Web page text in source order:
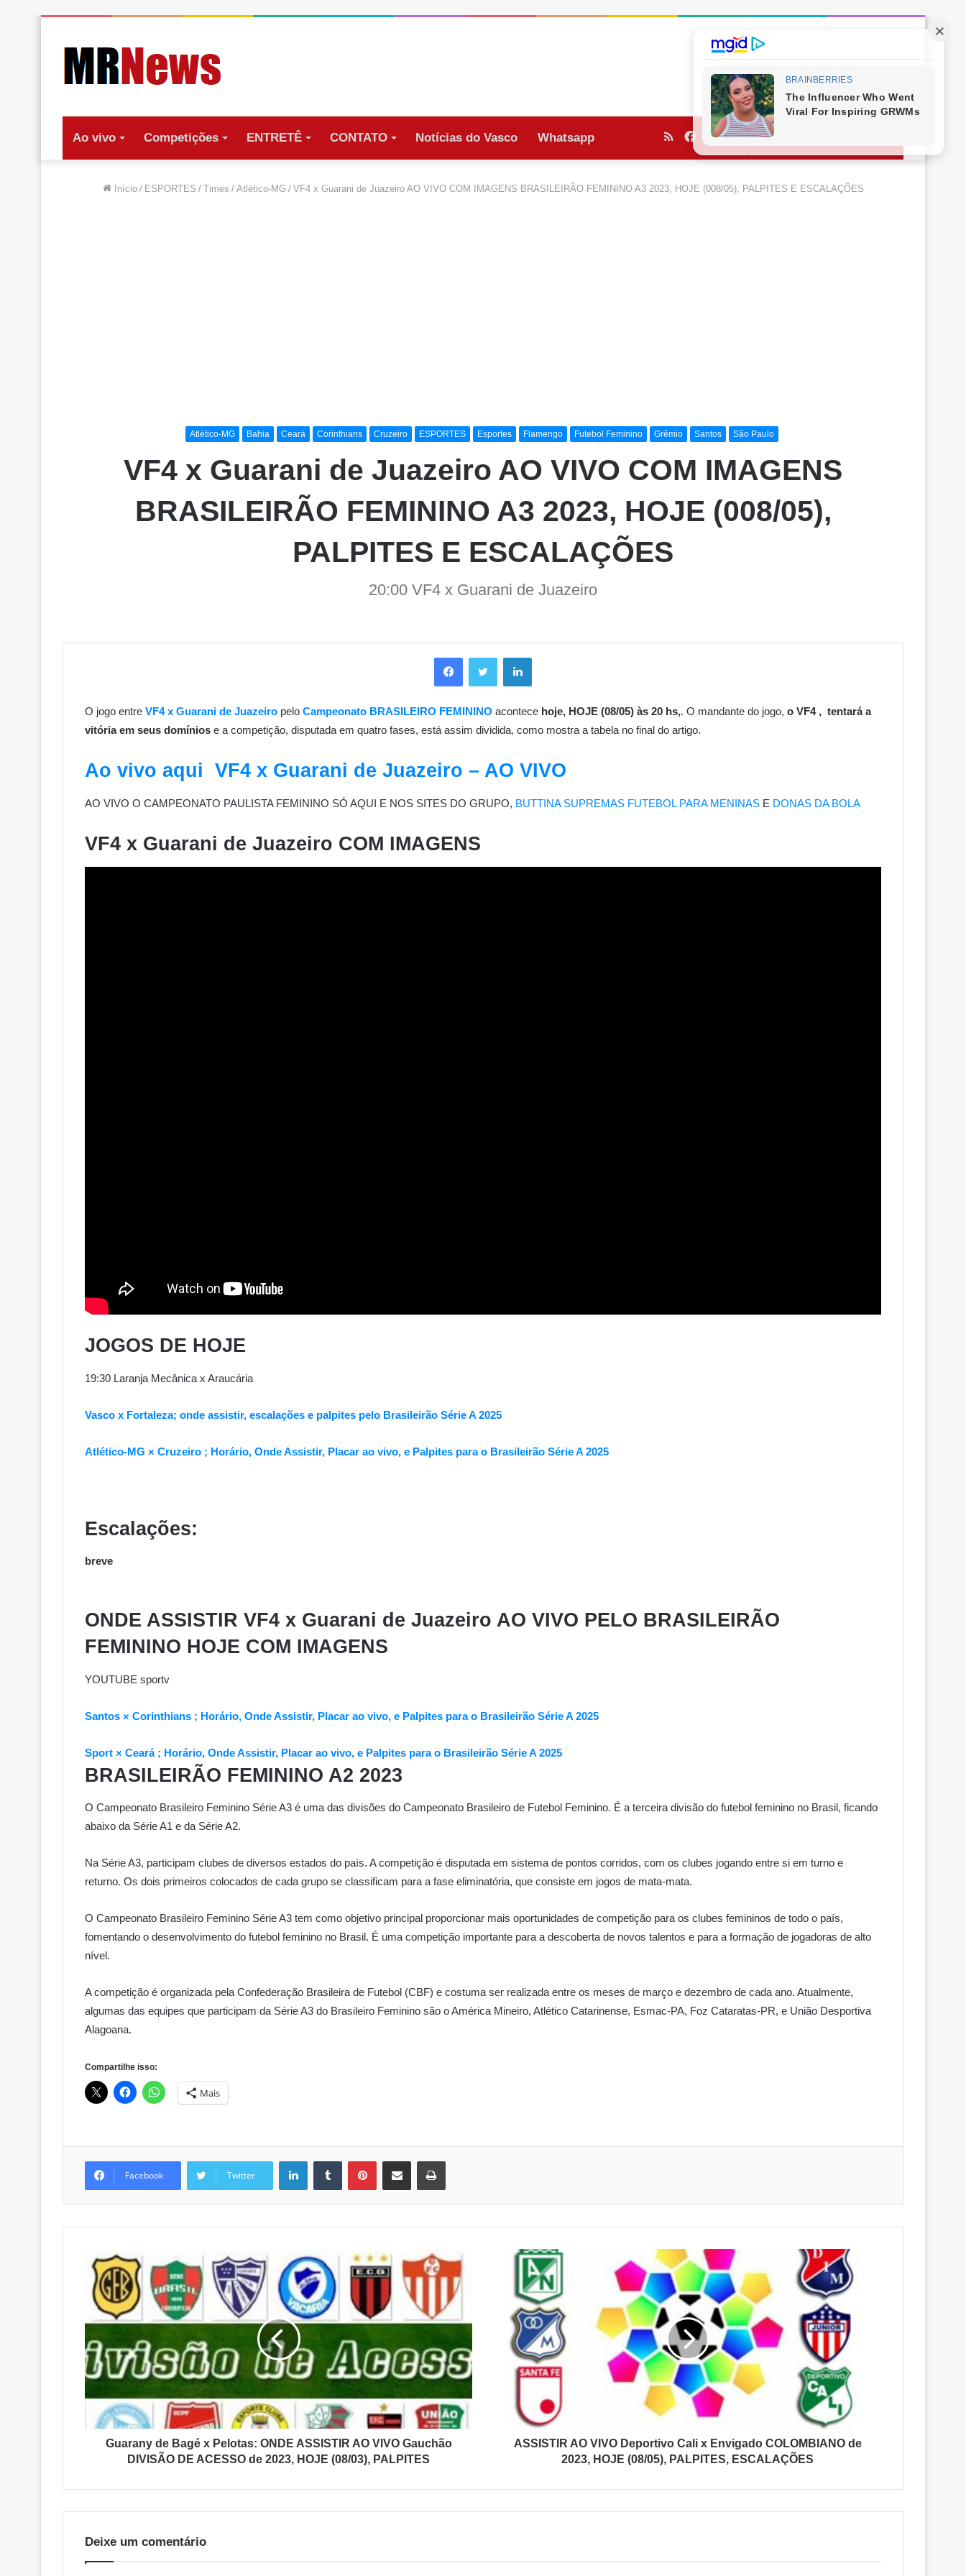
Ao vivo Competições ENTRETÊ CONTATO Notícias do Vasco Whatsapp YouTube
Twitter
Facebook
RSS
Início / ESPORTES / Times / Atlético-MG / VF4 x Guarani de Juazeiro AO VIVO COM IMAGENS BRASILEIRÃO FEMININO A3 2023, HOJE (008/05), PALPITES E ESCALAÇÕES
Atlético-MG Bahia Ceará Corinthians Cruzeiro ESPORTES Esportes Flamengo Futebol Feminino Grêmio Santos São Paulo
VF4 x Guarani de Juazeiro AO VIVO COM IMAGENS
BRASILEIRÃO FEMININO A3 2023, HOJE (008/05),
PALPITES E ESCALAÇÕES
20:00 VF4 x Guarani de Juazeiro
FacebookTwitter Linkedin
O jogo entre VF4 x Guarani de Juazeiro pelo Campeonato BRASILEIRO FEMININO acontece hoje, HOJE (08/05) às 20 hs,. O mandante do jogo, o VF4 , tentará a
vitória em seus domínios e a competição, disputada em quatro fases, está assim dividida, como mostra a tabela no final do artigo.
Ao vivo aqui VF4 x Guarani de Juazeiro – AO VIVO
AO VIVO O CAMPEONATO PAULISTA FEMININO SÓ AQUI E NOS SITES DO GRUPO, BUTTINA SUPREMAS FUTEBOL PARA MENINAS E DONAS DA BOLA
VF4 x Guarani de Juazeiro COM IMAGENS
JOGOS DE HOJE
19:30 Laranja Mecânica x Araucária
Vasco x Fortaleza; onde assistir, escalações e palpites pelo Brasileirão Série A 2025
Atlético-MG × Cruzeiro ; Horário, Onde Assistir, Placar ao vivo, e Palpites para o Brasileirão Série A 2025
Escalações:
breve
ONDE ASSISTIR VF4 x Guarani de Juazeiro AO VIVO PELO BRASILEIRÃO
FEMININO HOJE COM IMAGENS
YOUTUBE sportv
Santos × Corinthians ; Horário, Onde Assistir, Placar ao vivo, e Palpites para o Brasileirão Série A 2025
Sport × Ceará ; Horário, Onde Assistir, Placar ao vivo, e Palpites para o Brasileirão Série A 2025
BRASILEIRÃO FEMININO A2 2023
O Campeonato Brasileiro Feminino Série A3 é uma das divisões do Campeonato Brasileiro de Futebol Feminino. É a terceira divisão do futebol feminino no Brasil, ficando
abaixo da Série A1 e da Série A2.
Na Série A3, participam clubes de diversos estados do país. A competição é disputada em sistema de pontos corridos, com os clubes jogando entre si em turno e
returno. Os dois primeiros colocados de cada grupo se classificam para a fase eliminatória, que consiste em jogos de mata-mata.
O Campeonato Brasileiro Feminino Série A3 tem como objetivo principal proporcionar mais oportunidades de competição para os clubes femininos de todo o país,
fomentando o desenvolvimento do futebol feminino no Brasil. É uma competição importante para a descoberta de novos talentos e para a formação de jogadoras de alto
nível.
A competição é organizada pela Confederação Brasileira de Futebol (CBF) e costuma ser realizada entre os meses de março e dezembro de cada ano. Atualmente,
algumas das equipes que participam da Série A3 do Brasileiro Feminino são o América Mineiro, Atlético Catarinense, Esmac-PA, Foz Cataratas-PR, e União Desportiva
Alagoana.
Compartilhe isso:
Mais
Facebook Twitter
LinkedinTumblr PinterestCompartilhar via e-mail Imprimir
Guarany de Bagé x Pelotas: ONDE ASSISTIR AO VIVO Gauchão
DIVISÃO DE ACESSO de 2023, HOJE (08/03), PALPITES
ASSISTIR AO VIVO Deportivo Cali x Envigado COLOMBIANO de
2023, HOJE (08/05), PALPITES, ESCALAÇÕES
Deixe um comentário